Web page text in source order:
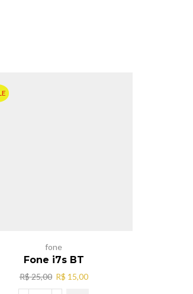
fone
Fone i7s BT
R$25,00 O
preço
R$ 15,00O